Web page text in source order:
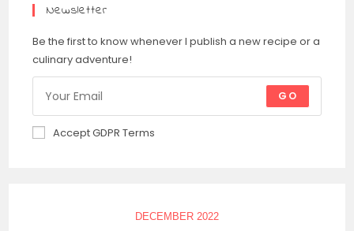
Newsletter
Be the first to know whenever I publish a new recipe or a
culinary adventure!
GO
Accept GDPR Terms
DECEMBER 2022